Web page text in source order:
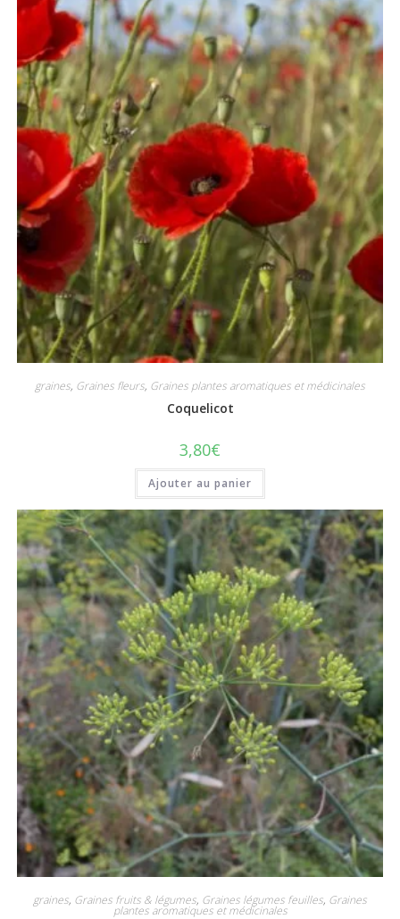
graines, Graines fleurs, Graines plantes aromatiques et médicinales
Coquelicot
3,80€
Ajouter au panier
graines, Graines fruits & légumes, Graines légumes feuilles, Graines
plantes aromatiques et médicinales